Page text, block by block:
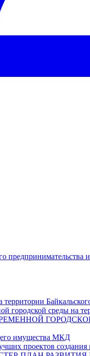
предпринимательства
городской среды на
имущества МКД
проектов